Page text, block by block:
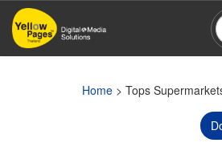
Skip
main
Home > Tops